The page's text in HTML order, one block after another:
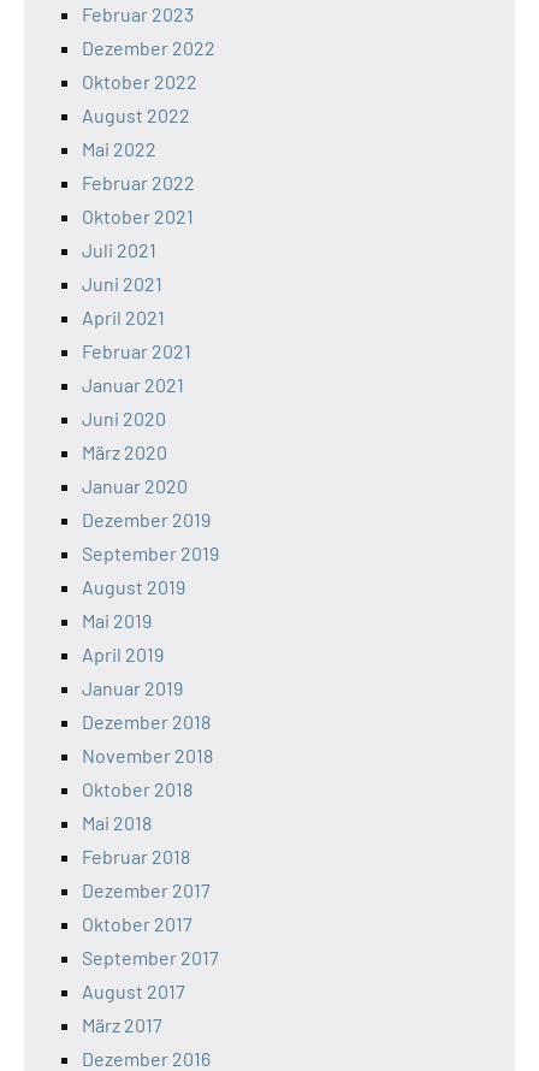
Februar 2023
Dezember 2022
Oktober 2022
August 2022
Mai 2022
Februar 2022
Oktober 2021
Juli 2021
Juni 2021
April 2021
Februar 2021
Januar 2021
Juni 2020
März 2020
Januar 2020
Dezember 2019
September 2019
August 2019
Mai 2019
April 2019
Januar 2019
Dezember 2018
November 2018
Oktober 2018
Mai 2018
Februar 2018
Dezember 2017
Oktober 2017
September 2017
August 2017
März 2017
Dezember 2016